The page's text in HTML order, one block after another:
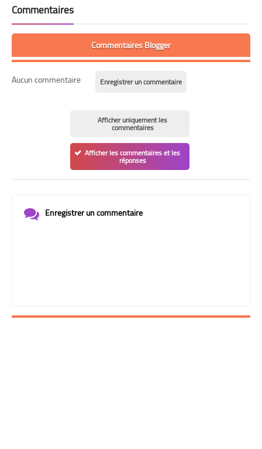
Commentaires
Commentaires Blogger
Aucun commentaire Enregistrer un commentaire
Afficher uniquement les
commentaires
Afficher les commentaires et les
réponses
Enregistrer un commentaire